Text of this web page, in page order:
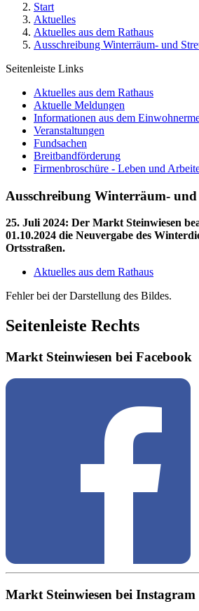
Start
Aktuelles
Aktuelles aus dem Rathaus
Ausschreibung Winterräum- und
Seitenleiste Links
Aktuelles aus dem Rathaus
Aktuelle Meldungen
Informationen aus dem
Veranstaltungen
Fundsachen
Breitbandförderung
Firmenbroschüre - Leben und
Ausschreibung Winterräum- und
25. Juli 2024: Der Markt Steinwiesen
01.10.2024 die Neuvergabe des
Ortsstraßen.
Aktuelles aus dem Rathaus
Fehler bei der Darstellung des Bildes.
Seitenleiste Rechts
Markt Steinwiesen bei Facebook
Markt Steinwiesen bei Instagram